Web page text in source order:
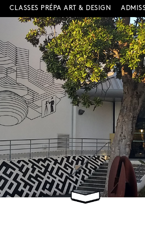
CLASSES PRÉPA ART & DESIGN